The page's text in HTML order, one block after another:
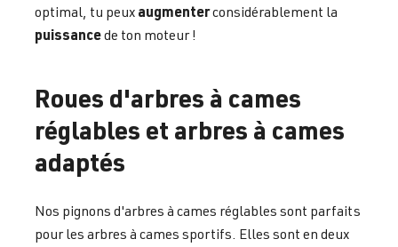
optimal, tu peux augmenterconsidérablement la
puissancede ton moteur !
Roues d'arbres à cames
réglables et arbres à cames
adaptés
Nos pignons d'arbres à cames réglables sont parfaits
pour les arbres à cames sportifs. Elles sont en deux